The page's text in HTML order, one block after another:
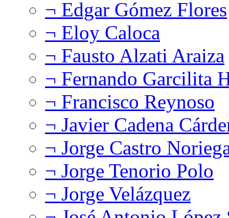
¬ Edgar Gómez Flores
¬ Eloy Caloca
¬ Fausto Alzati Araiza
¬ Fernando Garcilita
¬ Francisco Reynoso
¬ Javier Cadena
¬ Jorge Castro
¬ Jorge Tenorio Polo
¬ Jorge Velázquez